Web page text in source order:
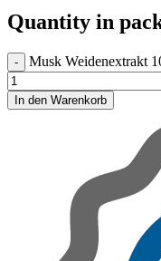
Quantity in
Musk Weidenextrakt
In den Warenkorb